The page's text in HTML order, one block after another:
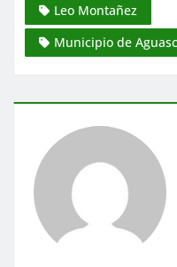
Leo Montañez
Municipio de